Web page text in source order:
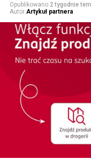
Opublikowano 2 tygodnie
Autor Artykuł partnera